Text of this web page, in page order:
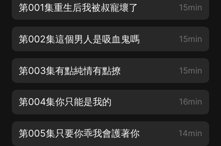
第001集重生后我被叔寵壞了 15min
第002集這個男人是吸血鬼嗎 15min
第003集有點純情有點撩 15min
第004集你只能是我的 16min
第005集只要你乖我會護著你 14min